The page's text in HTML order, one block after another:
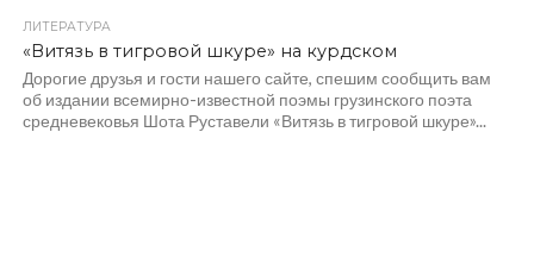
ЛИТЕРАТУРА
«Витязь в тигровой шкуре» на курдском
Дорогие друзья и гости нашего сайте, спешим сообщить вам
об издании всемирно-известной поэмы грузинского поэта
средневековья Шота Руставели «Витязь в тигровой шкуре»...